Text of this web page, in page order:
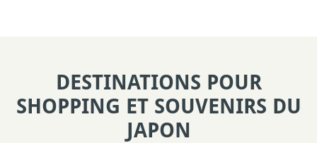
DESTINATIONS POUR
SHOPPING ET SOUVENIRS DU
JAPON